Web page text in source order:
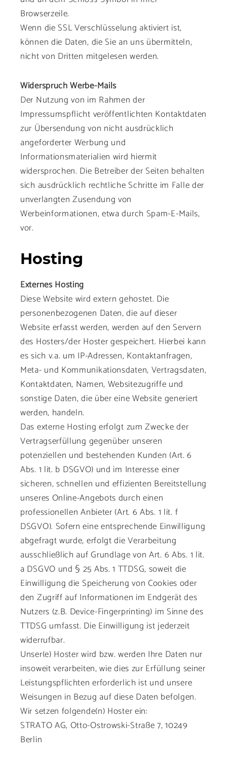
Browserzeile.
Wenn die SSL Verschlüsselung aktiviert ist,
können die Daten, die Sie an uns übermitteln,
nicht von Dritten mitgelesen werden.
Widerspruch Werbe-Mails
Der Nutzung von im Rahmen der
Impressumspflicht veröffentlichten Kontaktdaten
zur Übersendung von nicht ausdrücklich
angeforderter Werbung und
Informationsmaterialien wird hiermit
widersprochen. Die Betreiber der Seiten behalten
sich ausdrücklich rechtliche Schritte im Falle der
unverlangten Zusendung von
Werbeinformationen, etwa durch Spam-E-Mails,
vor.
Hosting
Externes Hosting
Diese Website wird extern gehostet. Die
personenbezogenen Daten, die auf dieser
Website erfasst werden, werden auf den Servern
des Hosters/der Hoster gespeichert. Hierbei kann
es sich v.a. um IP-Adressen, Kontaktanfragen,
Meta- und Kommunikationsdaten, Vertragsdaten,
Kontaktdaten, Namen, Websitezugriffe und
sonstige Daten, die über eine Website generiert
werden, handeln.
Das externe Hosting erfolgt zum Zwecke der
Vertragserfüllung gegenüber unseren
potenziellen und bestehenden Kunden (Art. 6
Abs. 1 lit. b DSGVO) und im Interesse einer
sicheren, schnellen und effizienten Bereitstellung
unseres Online-Angebots durch einen
professionellen Anbieter (Art. 6 Abs. 1 lit. f
DSGVO). Sofern eine entsprechende Einwilligung
abgefragt wurde, erfolgt die Verarbeitung
ausschließlich auf Grundlage von Art. 6 Abs. 1 lit.
a DSGVO und § 25 Abs. 1 TTDSG, soweit die
Einwilligung die Speicherung von Cookies oder
den Zugriff auf Informationen im Endgerät des
Nutzers (z.B. Device-Fingerprinting) im Sinne des
TTDSG umfasst. Die Einwilligung ist jederzeit
widerrufbar.
Unser(e) Hoster wird bzw. werden Ihre Daten nur
insoweit verarbeiten, wie dies zur Erfüllung seiner
Leistungspflichten erforderlich ist und unsere
Weisungen in Bezug auf diese Daten befolgen.
Wir setzen folgende(n) Hoster ein:
STRATO AG, Otto-Ostrowski-Straße 7, 10249
Berlin